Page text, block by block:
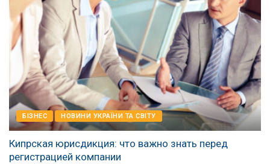
БІЗНЕС НОВИНИ УКРАЇНИ ТА СВІТУ
Кипрская юрисдикция: что важно знать перед
регистрацией компании